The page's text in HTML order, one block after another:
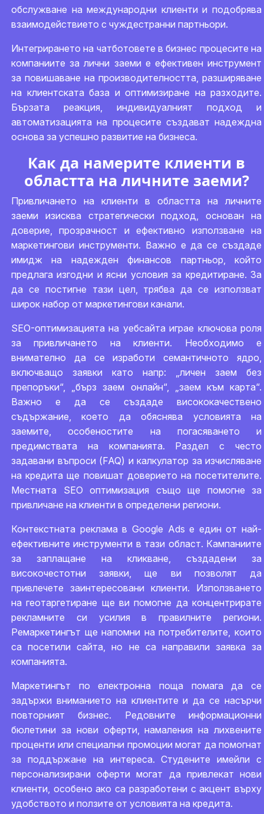
обслужване на международни клиенти и подобрява
взаимодействието с чуждестранни партньори.
Интегрирането на чатботовете в бизнес процесите на
компаниите за лични заеми е ефективен инструмент
за повишаване на производителността, разширяване
на клиентската база и оптимизиране на разходите.
Бързата реакция, индивидуалният подход и
автоматизацията на процесите създават надеждна
основа за успешно развитие на бизнеса.
Как да намерите клиенти в
областта на личните заеми?
Привличането на клиенти в областта на личните
заеми изисква стратегически подход, основан на
доверие, прозрачност и ефективно използване на
маркетингови инструменти. Важно е да се създаде
имидж на надежден финансов партньор, който
предлага изгодни и ясни условия за кредитиране. За
да се постигне тази цел, трябва да се използват
широк набор от маркетингови канали.
SEO-оптимизацията на уебсайта играе ключова роля
за привличането на клиенти. Необходимо е
внимателно да се изработи семантичното ядро,
включващо заявки като напр: „личен заем без
препоръки“, „бърз заем онлайн“, „заем към карта“.
Важно е да се създаде висококачествено
съдържание, което да обяснява условията на
заемите, особеностите на погасяването и
предимствата на компанията. Раздел с често
задавани въпроси (FAQ) и калкулатор за изчисляване
на кредита ще повишат доверието на посетителите.
Местната SEO оптимизация също ще помогне за
привличане на клиенти в определени региони.
Контекстната реклама в Google Ads е един от най-
ефективните инструменти в тази област. Кампаниите
за заплащане на кликване, създадени за
високочестотни заявки, ще ви позволят да
привлечете заинтересовани клиенти. Използването
на геотаргетиране ще ви помогне да концентрирате
рекламните си усилия в правилните региони.
Ремаркетингът ще напомни на потребителите, които
са посетили сайта, но не са направили заявка за
компанията.
Маркетингът по електронна поща помага да се
задържи вниманието на клиентите и да се насърчи
повторният бизнес. Редовните информационни
бюлетини за нови оферти, намаления на лихвените
проценти или специални промоции могат да помогнат
за поддържане на интереса. Студените имейли с
персонализирани оферти могат да привлекат нови
клиенти, особено ако са разработени с акцент върху
удобството и ползите от условията на кредита.